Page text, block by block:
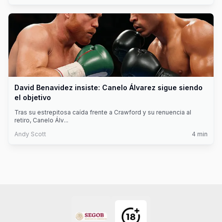
David Benavidez insiste: Canelo Álvarez sigue siendo
el objetivo
Tras su estrepitosa caída frente a Crawford y su renuencia al
retiro, Canelo Álv...
Andy Scott
4 min